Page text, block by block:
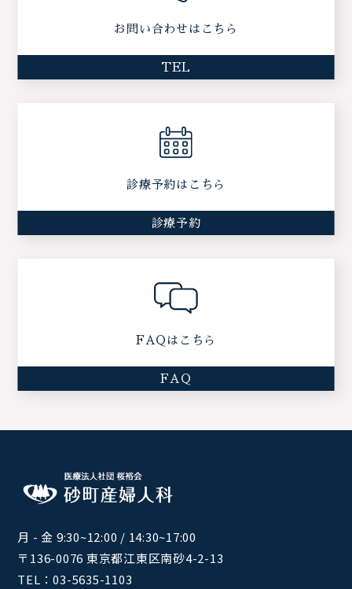
お問い合わせはこちら
TEL
診療予約はこちら
診療予約
FAQはこちら
FAQ
月 - 金 9:30~12:00 / 14:30~17:00
〒136-0076 東京都江東区南砂4-2-13
TEL：03-5635-1103